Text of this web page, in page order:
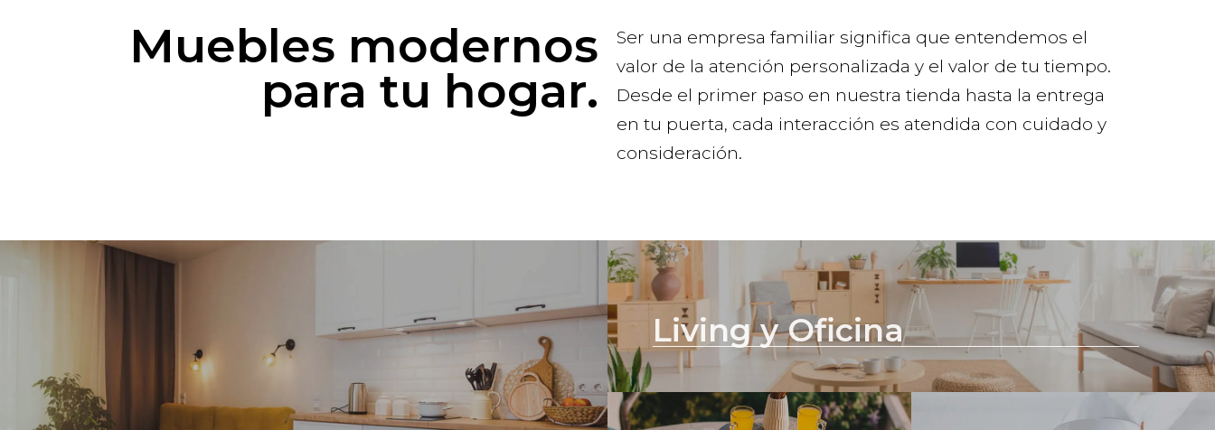
Muebles modernos
para tu hogar.
Ser una empresa familiar significa que entendemos el
valor de la atención personalizada y el valor de tu tiempo.
Desde el primer paso en nuestra tienda hasta la entrega
en tu puerta, cada interacción es atendida con cuidado y
consideración.
Living y Oficina